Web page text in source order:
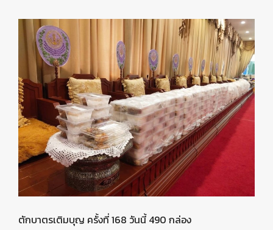
ตักบาตรเติมบุญ ครั้งที่ 168 วันนี้ 490 กล่อง